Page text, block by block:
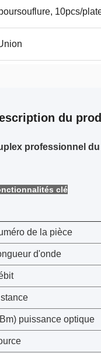
10pcs/
du
professionnel du
clé
de la pièce
d'onde
puissance optique